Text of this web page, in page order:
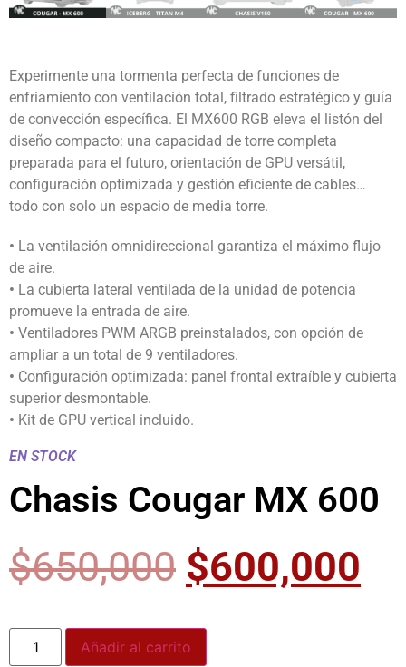
Experimente una tormenta perfecta de funciones de
enfriamiento con ventilación total, filtrado estratégico y guía
de convección específica. El MX600 RGB eleva el listón del
diseño compacto: una capacidad de torre completa
preparada para el futuro, orientación de GPU versátil,
configuración optimizada y gestión eficiente de cables…
todo con solo un espacio de media torre.
• La ventilación omnidireccional garantiza el máximo flujo
de aire.
• La cubierta lateral ventilada de la unidad de potencia
promueve la entrada de aire.
• Ventiladores PWM ARGB preinstalados, con opción de
ampliar a un total de 9 ventiladores.
• Configuración optimizada: panel frontal extraíble y cubierta
superior desmontable.
• Kit de GPU vertical incluido.
EN STOCK
Chasis Cougar MX 600
$650,000 $600,000
Añadir al carrito